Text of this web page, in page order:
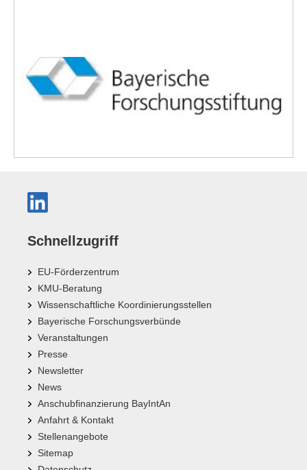
Schnellzugriff
EU-Förderzentrum
KMU-Beratung
Wissenschaftliche Koordinierungsstellen
Bayerische Forschungsverbünde
Veranstaltungen
Presse
Newsletter
News
Anschubfinanzierung BayIntAn
Anfahrt & Kontakt
Stellenangebote
Sitemap